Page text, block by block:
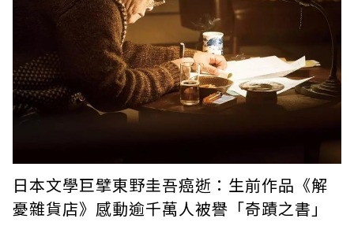
日本文學巨擘東野圭吾癌逝：生前作品《解
憂雜貨店》感動逾千萬人被譽「奇蹟之書」